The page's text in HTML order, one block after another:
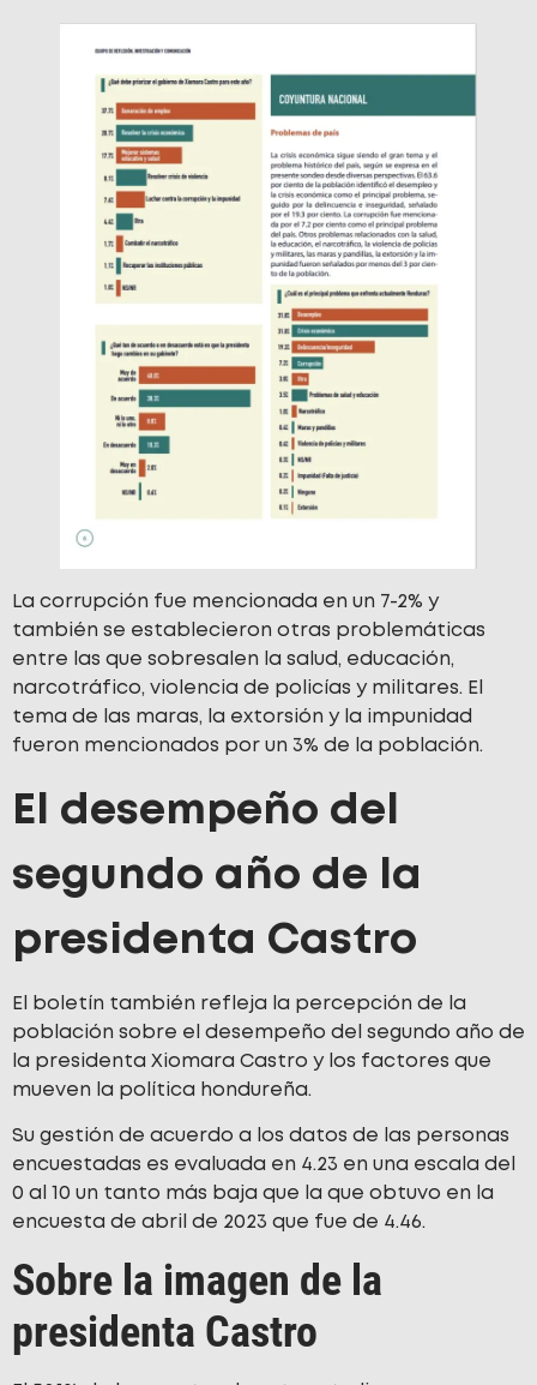
La corrupción fue mencionada en un 7-2% y
también se establecieron otras problemáticas
entre las que sobresalen la salud, educación,
narcotráfico, violencia de policías y militares. El
tema de las maras, la extorsión y la impunidad
fueron mencionados por un 3% de la población.
El desempeño del
segundo año de la
presidenta Castro
El boletín también refleja la percepción de la
población sobre el desempeño del segundo año de
la presidenta Xiomara Castro y los factores que
mueven la política hondureña.
Su gestión de acuerdo a los datos de las personas
encuestadas es evaluada en 4.23 en una escala del
0 al 10 un tanto más baja que la que obtuvo en la
encuesta de abril de 2023 que fue de 4.46.
Sobre la imagen de la
presidenta Castro